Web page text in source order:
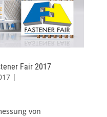
Fair 2017
|
von